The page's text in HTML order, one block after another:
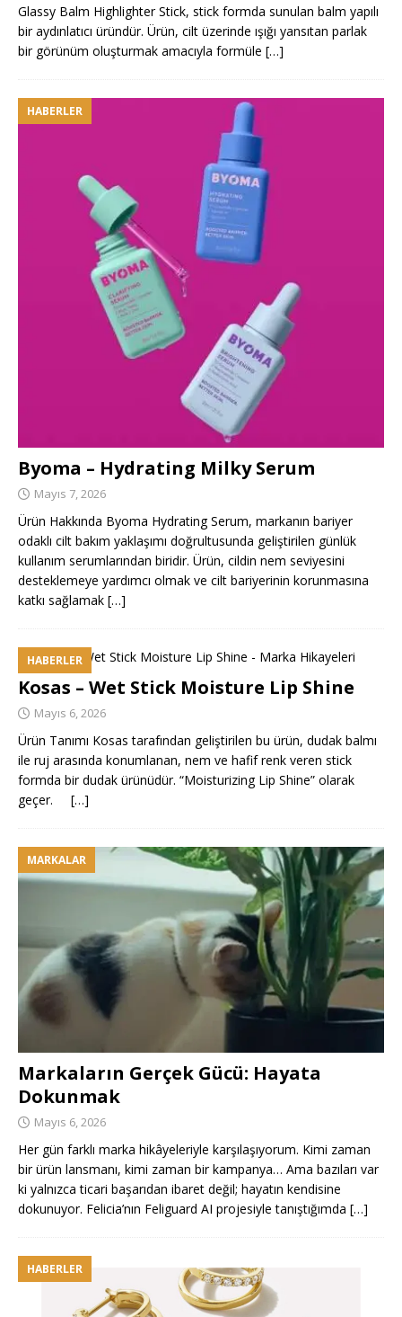
Glassy Balm Highlighter Stick, stick formda sunulan balm yapılı
bir aydınlatıcı üründür. Ürün, cilt üzerinde ışığı yansıtan parlak
bir görünüm oluşturmak amacıyla formüle […]
HABERLER
Byoma – Hydrating Milky Serum
Mayıs 7, 2026
Ürün Hakkında Byoma Hydrating Serum, markanın bariyer
odaklı cilt bakım yaklaşımı doğrultusunda geliştirilen günlük
kullanım serumlarından biridir. Ürün, cildin nem seviyesini
desteklemeye yardımcı olmak ve cilt bariyerinin korunmasına
katkı sağlamak […]
HABERLER
Kosas – Wet Stick Moisture Lip Shine
Mayıs 6, 2026
Ürün Tanımı Kosas tarafından geliştirilen bu ürün, dudak balmı
ile ruj arasında konumlanan, nem ve hafif renk veren stick
formda bir dudak ürünüdür. “Moisturizing Lip Shine” olarak
geçer. […]
MARKALAR
Markaların Gerçek Gücü: Hayata
Dokunmak
Mayıs 6, 2026
Her gün farklı marka hikâyeleriyle karşılaşıyorum. Kimi zaman
bir ürün lansmanı, kimi zaman bir kampanya… Ama bazıları var
ki yalnızca ticari başarıdan ibaret değil; hayatın kendisine
dokunuyor. Felicia’nın Feliguard AI projesiyle tanıştığımda […]
HABERLER